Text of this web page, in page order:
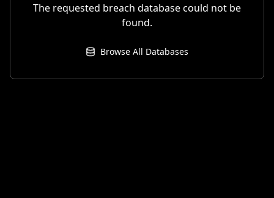
The requested breach database could not be
found.
Browse All Databases